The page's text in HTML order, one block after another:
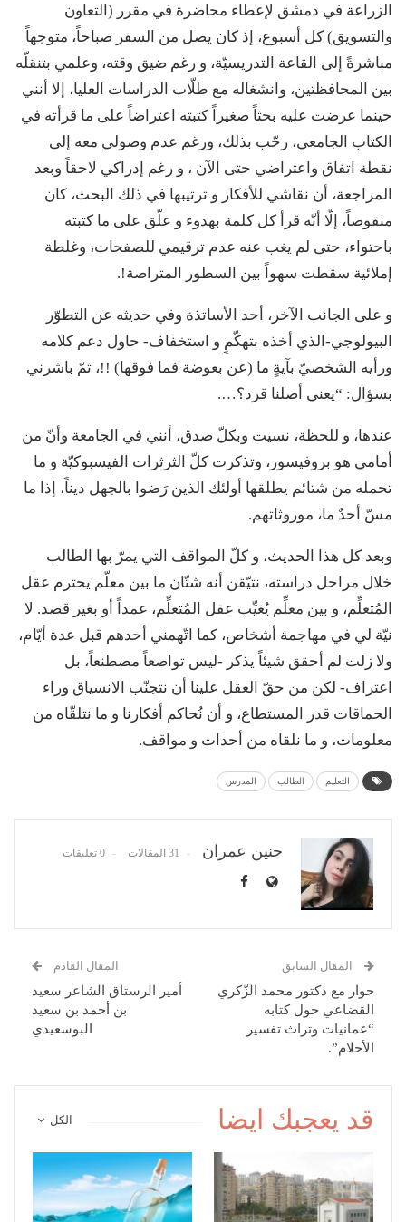
الزراعة في دمشق لإعطاء محاضرة في مقرر (التعاون
والتسويق) كل أسبوع، إذ كان يصل من السفر صباحاً، متوجهاً
مباشرةً إلى القاعة التدريسيّة، و رغم ضيق وقته، وعلمي بتنقلّه
بين المحافظتين، وانشغاله مع طلّاب الدراسات العليا، إلا أنني
حينما عرضت عليه بحثاً صغيراً كتبته اعتراضاً على ما قرأته في
الكتاب الجامعي، رحّب بذلك، ورغم عدم وصولي معه إلى
نقطة اتفاق واعتراضي حتى الآن ، و رغم إدراكي لاحقاً وبعد
المراجعة، أن نقاشي للأفكار و ترتيبها في ذلك البحث، كان
منقوصاً، إلّا أنّه قرأ كل كلمة بهدوء و علّق على ما كتبته
باحتواء، حتى لم يغب عنه عدم ترقيمي للصفحات، وغلطة
إملائية سقطت سهواً بين السطور المتراصة!.
و على الجانب الآخر، أحد الأساتذة وفي حديثه عن التطوّر
البيولوجي-الذي أخذه بتهكّمٍ و استخفاف- حاول دعم كلامه
ورأيه الشخصيّ بآيةٍ ما (عن بعوضة فما فوقها) !!، ثمّ باشرني
بسؤال: “يعني أصلنا قرد؟….
عندها، و للحظة، نسيت وبكلّ صدق، أنني في الجامعة وأنّ من
أمامي هو بروفيسور، وتذكرت كلّ الثرثرات الفيسبوكيّة و ما
تحمله من شتائم يطلقها أولئك الذين رَضوا بالجهل ديناً، إذا ما
مسّ أحدٌ ما، موروثاتهم.
وبعد كل هذا الحديث، و كلّ المواقف التي يمرّ بها الطالب
خلال مراحل دراسته، نتيّقن أنه شتّان ما بين معلّم يحترم عقل
المُتعلِّم، و بين معلِّم يُغيِّب عقل المُتعلِّم، عمداً أو بغير قصد. لا
نيّة لي في مهاجمة أشخاص، كما اتّهمني أحدهم قبل عدة أيّام،
ولا زلت لم أحقق شيئاً يذكر -ليس تواضعاً مصطنعاً، بل
اعتراف- لكن من حقّ العقل علينا أن نتجنّب الانسياق وراء
الحماقات قدر المستطاع، و أن نُحاكم أفكارنا و ما نتلقّاه من
معلومات، و ما نلقاه من أحداث و مواقف.
التعليم الطالب المدرس
حنين عمران 31 المقالات 0 تعليقات
المقال السابق
حوار مع دكتور محمد الزّكري
القضاعي حول كتابه
“عمانيات وتراث تفسير
الأحلام”.
المقال القادم
أمير الرستاق الشاعر سعيد
بن أحمد بن سعيد
البوسعيدي
الكل قد يعجبك ايضا